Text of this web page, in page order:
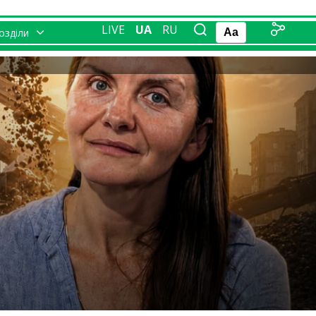
LIVE UA RU Aa